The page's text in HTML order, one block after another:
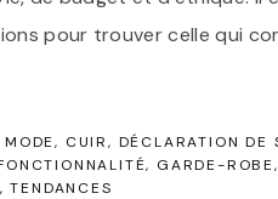
pour trouver celle qui
MODE CUIR DÉCLARATION DE
GARDE-ROBE
TENDANCES